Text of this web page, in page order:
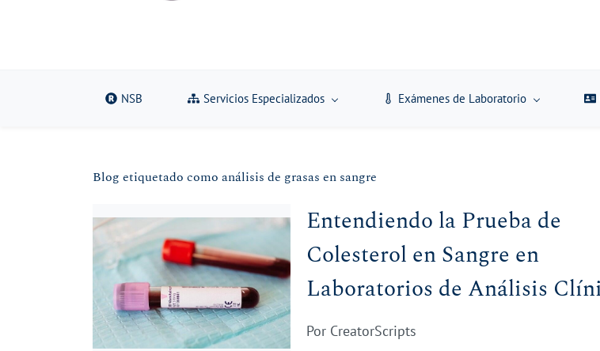
NSB Servicios Especializados Exámenes de Laboratorio
Blog etiquetado como análisis de grasas en sangre
Entendiendo la Prueba de
Colesterol en Sangre en
Laboratorios de Análisis
Por CreatorScripts